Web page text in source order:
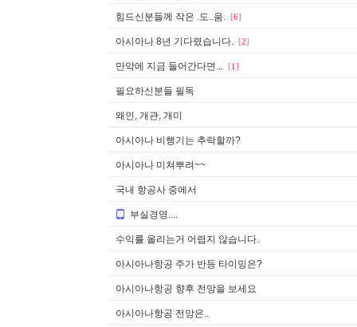
힘드신분들께 작은 .도..움. [6]
아시아나 8년 기다렸습니다. [2]
만약에 지금 들어간다면... [1]
필요하신분들 필독
왜인, 개관, 개미
아시아나 비행기는 추락할까?
아시아나 미쳐뿌려~~
국내 항공사 중에서
부실경영....
수익률 올리는거 어렵지 않습니다.
아시아나항공 주가 반등 타이밍은?
아시아나항공 향후 전망을 보세요
아시아나항공 전망은..